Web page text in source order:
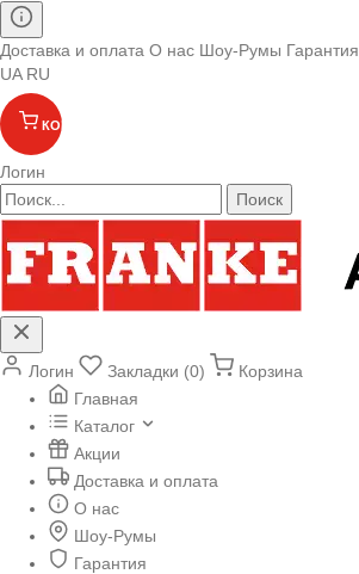
Доставка и оплата О нас Шоу-Румы Гарантия
UA RU
КОРЗИНА
Логин
Поиск
Логин Закладки (0)
Корзина
Главная
Каталог
Акции
Доставка и оплата
О нас
Шоу-Румы
Гарантия